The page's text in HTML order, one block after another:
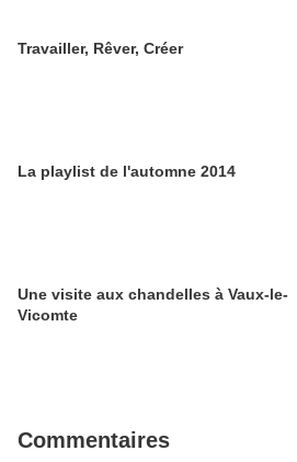
Travailler, Rêver, Créer
La playlist de l'automne 2014
Une visite aux chandelles à Vaux-le-
Vicomte
Commentaires